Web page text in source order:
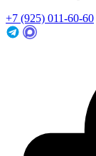
+7 (925) 011-60-60